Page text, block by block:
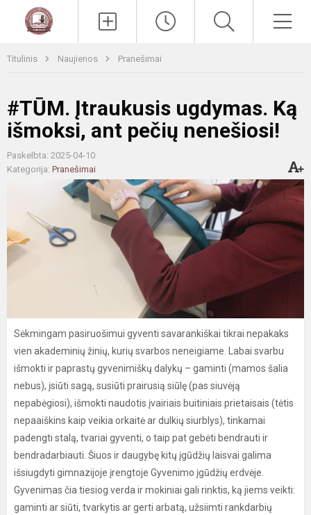
Titulinis Naujienos Pranešimai
#TŪM. Įtraukusis ugdymas. Ką
išmoksi, ant pečių nenešiosi!
Paskelbta: 2025-04-10
Kategorija: Pranešimai
Sėkmingam pasiruošimui gyventi savarankiškai tikrai nepakaks
vien akademinių žinių, kurių svarbos neneigiame. Labai svarbu
išmokti ir paprastų gyvenimiškų dalykų – gaminti (mamos šalia
nebus), įsiūti sagą, susiūti prairusią siūlę (pas siuvėją
nepabėgiosi), išmokti naudotis įvairiais buitiniais prietaisais (tėtis
nepaaiškins kaip veikia orkaitė ar dulkių siurblys), tinkamai
padengti stalą, tvariai gyventi, o taip pat gebėti bendrauti ir
bendradarbiauti. Šiuos ir daugybę kitų įgūdžių laisvai galima
išsiugdyti gimnazijoje įrengtoje Gyvenimo įgūdžių erdvėje.
Gyvenimas čia tiesiog verda ir mokiniai gali rinktis, ką jiems veikti:
gaminti ar siūti, tvarkytis ar gerti arbatą, užsiimti rankdarbių